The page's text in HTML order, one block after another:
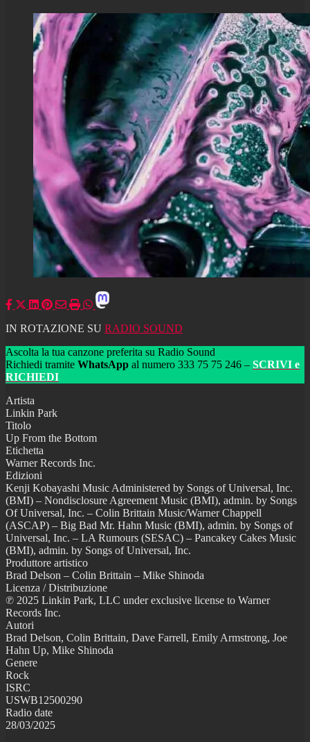
IN ROTAZIONE SU RADIO SOUND
Ascolta la tua canzone preferita su Radio Sound
Richiedi tramite WhatsApp al numero 333 75 75 246 – SCRIVI e
RICHIEDI
Artista
Linkin Park
Titolo
Up From the Bottom
Etichetta
Warner Records Inc.
Edizioni
Kenji Kobayashi Music Administered by Songs of Universal, Inc.
(BMI) – Nondisclosure Agreement Music (BMI), admin. by Songs
Of Universal, Inc. – Colin Brittain Music/Warner Chappell
(ASCAP) – Big Bad Mr. Hahn Music (BMI), admin. by Songs of
Universal, Inc. – LA Rumours (SESAC) – Pancakey Cakes Music
(BMI), admin. by Songs of Universal, Inc.
Produttore artistico
Brad Delson – Colin Brittain – Mike Shinoda
Licenza / Distribuzione
℗ 2025 Linkin Park, LLC under exclusive license to Warner
Records Inc.
Autori
Brad Delson, Colin Brittain, Dave Farrell, Emily Armstrong, Joe
Hahn Up, Mike Shinoda
Genere
Rock
ISRC
USWB12500290
Radio date
28/03/2025